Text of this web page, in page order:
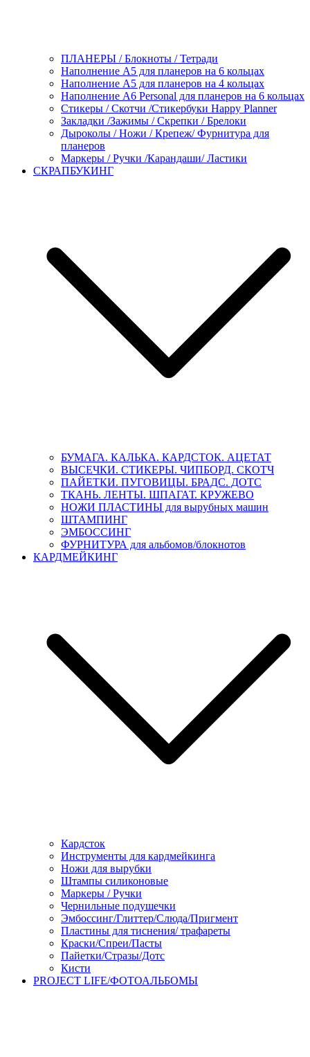
ПЛАНЕРЫ / Блокноты / Тетради
Наполнение А5 для планеров на 6 кольцах
Наполнение А5 для планеров на 4 кольцах
Наполнение А6 Personal для планеров на 6 кольцах
Стикеры / Скотчи /Стикербуки Happy Planner
Закладки /Зажимы / Скрепки / Брелоки
Дыроколы / Ножи / Крепеж/ Фурнитура для
планеров
Маркеры / Ручки /Карандаши/ Ластики
СКРАПБУКИНГ
БУМАГА. КАЛЬКА. КАРДСТОК. АЦЕТАТ
ВЫСЕЧКИ. СТИКЕРЫ. ЧИПБОРД. СКОТЧ
ПАЙЕТКИ. ПУГОВИЦЫ. БРАДС. ДОТС
ТКАНЬ. ЛЕНТЫ. ШПАГАТ. КРУЖЕВО
НОЖИ ПЛАСТИНЫ для вырубных машин
ШТАМПИНГ
ЭМБОССИНГ
ФУРНИТУРА для альбомов/блокнотов
КАРДМЕЙКИНГ
Кардсток
Инструменты для кардмейкинга
Ножи для вырубки
Штампы силиконовые
Маркеры / Ручки
Чернильные подушечки
Эмбоссинг/Глиттер/Слюда/Пригмент
Пластины для тиснения/ трафареты
Краски/Спреи/Пасты
Пайетки/Стразы/Дотс
Кисти
PROJECT LIFE/ФОТОАЛЬБОМЫ